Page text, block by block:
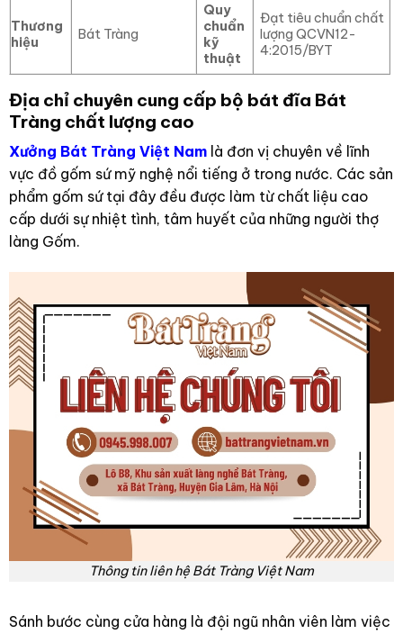
Thương
hiệu
Bát Tràng
Quy
chuẩn
kỹ
thuật
Đạt tiêu chuẩn chất
lượng QCVN12-
4:2015/BYT
Địa chỉ chuyên cung cấp bộ bát đĩa Bát
Tràng chất lượng cao
Xưởng Bát Tràng Việt Nam là đơn vị chuyên về lĩnh
vực đồ gốm sứ mỹ nghệ nổi tiếng ở trong nước. Các sản
phẩm gốm sứ tại đây đều được làm từ chất liệu cao
cấp dưới sự nhiệt tình, tâm huyết của những người thợ
làng Gốm.
Thông tin liên hệ Bát Tràng Việt Nam
Sánh bước cùng cửa hàng là đội ngũ nhân viên làm việc